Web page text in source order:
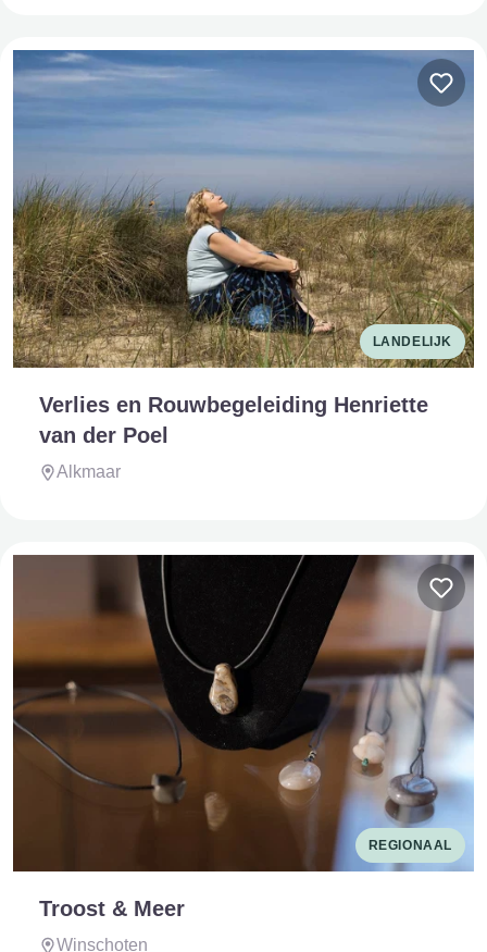
LANDELIJK
Verlies en Rouwbegeleiding Henriette
van der Poel
Alkmaar
REGIONAAL
Troost & Meer
Winschoten